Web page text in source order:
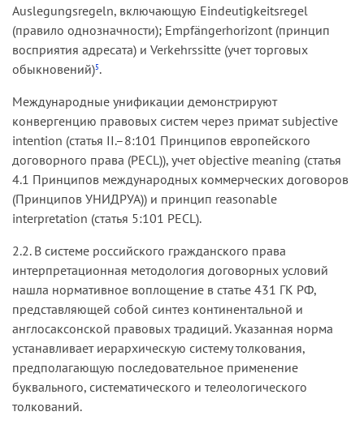
Auslegungsregeln, включающую Eindeutigkeitsregel
(правило однозначности); Empfängerhorizont (принцип
восприятия адресата) и Verkehrssitte (учет торговых
обыкновений)5.
Международные унификации демонстрируют
конвергенцию правовых систем через примат subjective
intention (статья II.–8:101 Принципов европейского
договорного права (PECL)), учет objective meaning (статья
4.1 Принципов международных коммерческих договоров
(Принципов УНИДРУА)) и принцип reasonable
interpretation (статья 5:101 PECL).
2.2. В системе российского гражданского права
интерпретационная методология договорных условий
нашла нормативное воплощение в статье 431 ГК РФ,
представляющей собой синтез континентальной и
англосаксонской правовых традиций. Указанная норма
устанавливает иерархическую систему толкования,
предполагающую последовательное применение
буквального, систематического и телеологического
толкований.